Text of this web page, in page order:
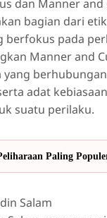
dan Manner
bagian dari
berfokus pada
Manner and
yang
adat
suatu perilaku.
Paling
Salam